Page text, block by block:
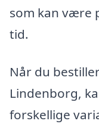
som kan være
tid.
Når du
Lindenborg,
forskellige